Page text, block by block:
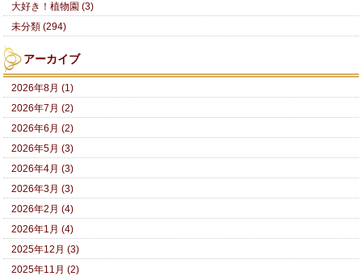
大好き！植物園 (3)
未分類 (294)
アーカイブ
2026年8月 (1)
2026年7月 (2)
2026年6月 (2)
2026年5月 (3)
2026年4月 (3)
2026年3月 (3)
2026年2月 (4)
2026年1月 (4)
2025年12月 (3)
2025年11月 (2)